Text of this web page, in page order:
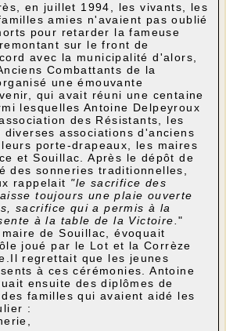
en juillet 1994, les vivants, les
amies n'avaient pas oublié
pour retarder la fameuse
sur le front de
avec la municipalité d'alors,
Combattants de la
une émouvante
qui avait réuni une centaine
lesquelles Antoine Delpeyroux
des Résistants, les
diverses associations d'anciens
porte-drapeaux, les maires
et Souillac. Après le dépôt de
des sonneries traditionnelles,
rappelait "le sacrifice des
toujours une plaie ouverte
sacrifice qui a permis à la
à la table de la Victoire."
de Souillac, évoquait
joué par le Lot et la Corrèze
regrettait que les jeunes
à ces cérémonies. Antoine
ensuite des diplômes de
familles qui avaient aidé les
: